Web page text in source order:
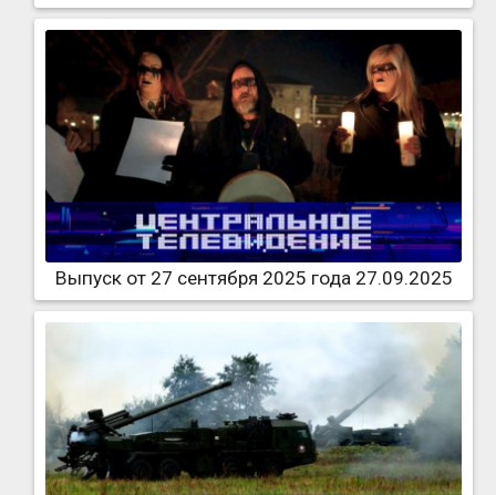
Выпуск от 27 сентября 2025 года 27.09.2025